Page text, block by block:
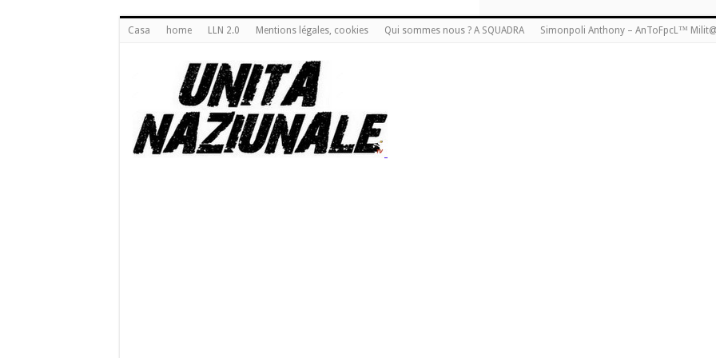
Casa home LLN 2.0 Mentions légales, cookies Qui sommes nous ? A SQUADRA Simonpoli Anthony – AnToFpcL™